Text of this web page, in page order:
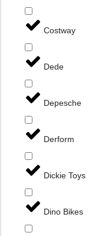
Costway
Dede
Depesche
Derform
Dickie Toys
Dino Bikes